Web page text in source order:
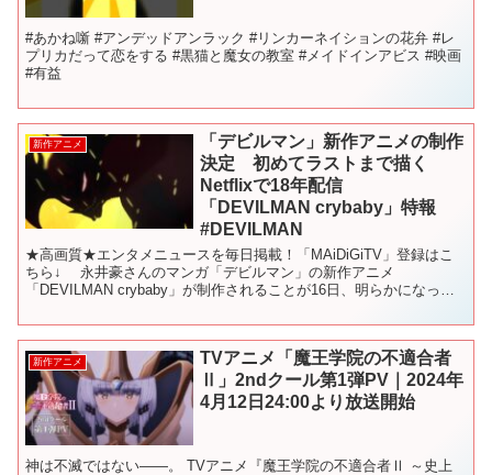
#あかね噺 #アンデッドアンラック #リンカーネイションの花弁 #レ
プリカだって恋をする #黒猫と魔女の教室 #メイドインアビス #映画
#有益
新作アニメ
「デビルマン」新作アニメの制作
決定 初めてラストまで描く
Netflixで18年配信
「DEVILMAN crybaby」特報
#DEVILMAN
★高画質★エンタメニュースを毎日掲載！「MAiDiGiTV」登録はこ
ちら↓ 永井豪さんのマンガ「デビルマン」の新作アニメ
「DEVILMAN crybaby」が制作されることが16日、明らかになっ
新作アニメ
TVアニメ「魔王学院の不適合者
Ⅱ」2ndクール第1弾PV｜2024年
4月12日24:00より放送開始
神は不滅ではない――。 TVアニメ『魔王学院の不適合者Ⅱ ～史上